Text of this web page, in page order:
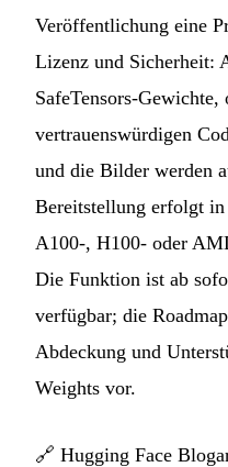
Veröffentlichung eine
Lizenz und Sicherheit:
SafeTensors-
vertrauenswürdigen
und die Bilder werden
Bereitstellung erfolgt
A100-, H100- oder
Die Funktion ist ab
verfügbar; die
Abdeckung und
Weights vor.
🔗 Hugging Face